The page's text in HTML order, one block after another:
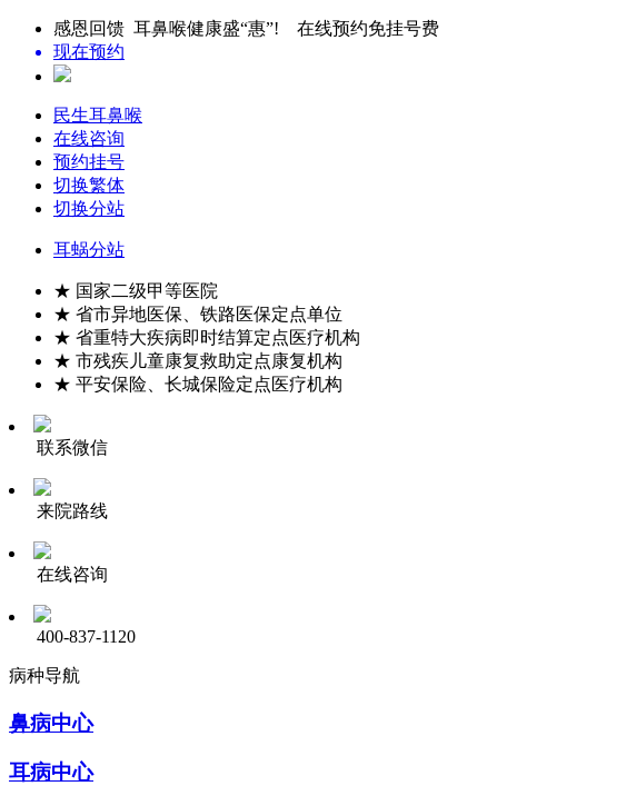
感恩回馈 耳鼻喉健康盛“惠”! 在线预约免挂号费
现在预约
民生耳鼻喉
在线咨询
预约挂号
切换繁体
切换分站
耳蜗分站
★ 国家二级甲等医院
★ 省市异地医保、铁路医保定点单位
★ 省重特大疾病即时结算定点医疗机构
★ 市残疾儿童康复救助定点康复机构
★ 平安保险、长城保险定点医疗机构
联系微信
来院路线
在线咨询
400-837-1120
病种导航
鼻病中心
耳病中心